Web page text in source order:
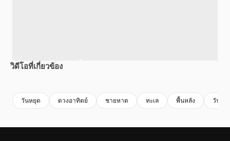
วิดีโอที่เกี่ยวข้อง
วันหยุด ดวงอาทิตย์ ชายหาด ทะเล พื้นหลัง วันหยุ